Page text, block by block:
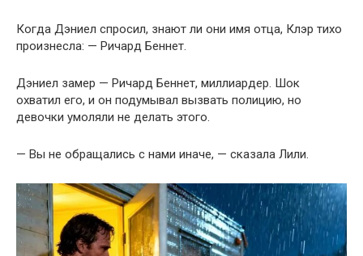
Когда Дэниел спросил, знают ли они имя отца, Клэр тихо
произнесла: — Ричард Беннет.
Дэниел замер — Ричард Беннет, миллиардер. Шок
охватил его, и он подумывал вызвать полицию, но
девочки умоляли не делать этого.
— Вы не обращались с нами иначе, — сказала Лили.